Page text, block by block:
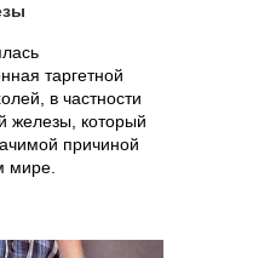
таргетной
в частности
железы, который
причиной
мире.